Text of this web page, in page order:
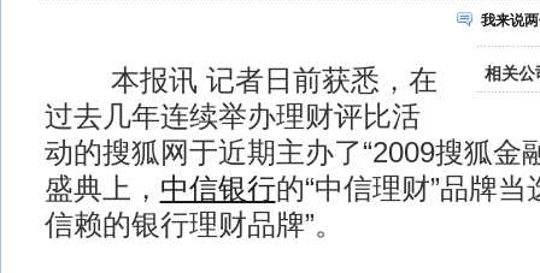
我来说
相关公
本报讯 记者日前获悉，在
过去几年连续举办理财评比活
动的搜狐网于近期主办了“2009搜狐金
盛典上， 中信银行的“中信理财”品牌当
信赖的银行理财品牌”。